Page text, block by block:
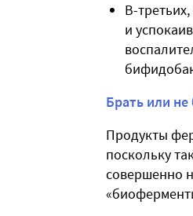
В-
и
Брать или не
Продукты
поскольку
совершенно